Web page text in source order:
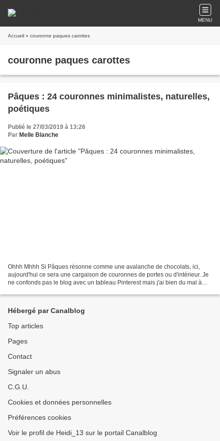
MENU
Accueil » couronne paques carottes
couronne paques carottes
Pâques : 24 couronnes minimalistes, naturelles,
poétiques
Publié le 27/03/2019 à 13:26
Par Melle Blanche
Ohhh Mhhh Si Pâques résonne comme une avalanche de chocolats, ici,
aujourd'hui ce sera une cargaison de couronnes de portes ou d'intérieur. Je
ne confonds pas le blog avec un tableau Pinterest mais j'ai bien du mal à
Hébergé par Canalblog
Top articles
Pages
Contact
Signaler un abus
C.G.U.
Cookies et données personnelles
Préférences cookies
Voir le profil de Heidi_13 sur le portail Canalblog